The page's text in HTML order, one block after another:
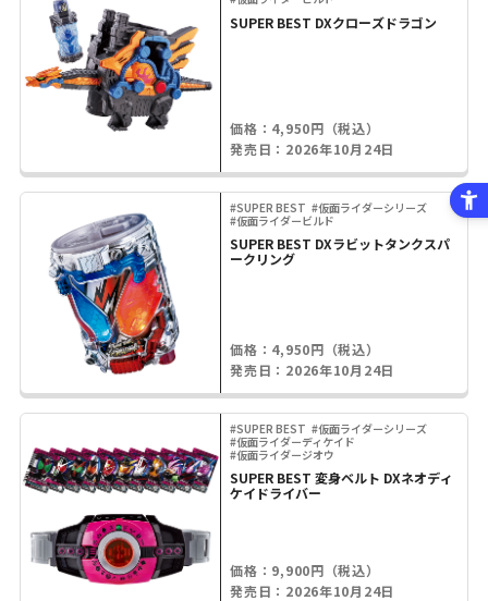
SUPER BEST DXクローズドラゴン
価格：4,950円（税込）
発売日：2026年10月24日
#SUPER BEST #仮面ライダーシリーズ
#仮面ライダービルド
SUPER BEST DXラビットタンクスパ
ークリング
価格：4,950円（税込）
発売日：2026年10月24日
#SUPER BEST #仮面ライダーシリーズ
#仮面ライダーディケイド
#仮面ライダージオウ
SUPER BEST 変身ベルト DXネオディ
ケイドライバー
価格：9,900円（税込）
発売日：2026年10月24日